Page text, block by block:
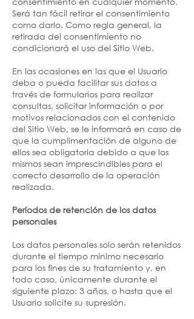
Será tan fácil retirar el consentimiento
como darlo. Como regla general, la
retirada del consentimiento no
condicionará el uso del Sitio Web.
En las ocasiones en las que el Usuario
deba o pueda facilitar sus datos a
través de formularios para realizar
consultas, solicitar información o por
motivos relacionados con el contenido
del Sitio Web, se le informará en caso de
que la cumplimentación de alguno de
ellos sea obligatoria debido a que los
mismos sean imprescindibles para el
correcto desarrollo de la operación
realizada.
Períodos de retención de los datos
personales
Los datos personales solo serán retenidos
durante el tiempo mínimo necesario
para los fines de su tratamiento y, en
todo caso, únicamente durante el
siguiente plazo: 3 años, o hasta que el
Usuario solicite su supresión.